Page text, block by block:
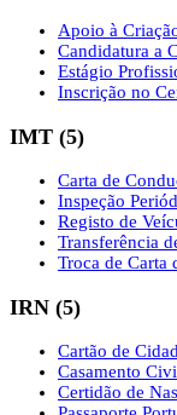
Apoio à
Candidatura a
Estágio
Inscrição no
IMT (5)
Carta de
Inspeção
Registo de
Transferência
Troca de Carta
IRN (5)
Cartão de
Casamento
Certidão de